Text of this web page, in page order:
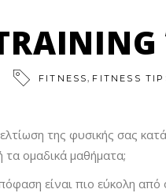
FITNESS, FITNESS
της φυσικής σας
τα ομαδικά μαθήματα;
είναι πιο εύκολη από